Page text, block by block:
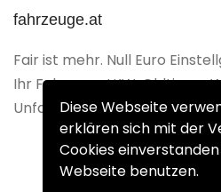
Diese Webseite
erklären sich mit der
Cookies
Webseite benutzen.
fahrzeuge.at
Fair ist mehr. Null Euro
Ihr Fahrzeug, LKW, Oldtimer,
Unfallfahrzeug Gebührenfrei.